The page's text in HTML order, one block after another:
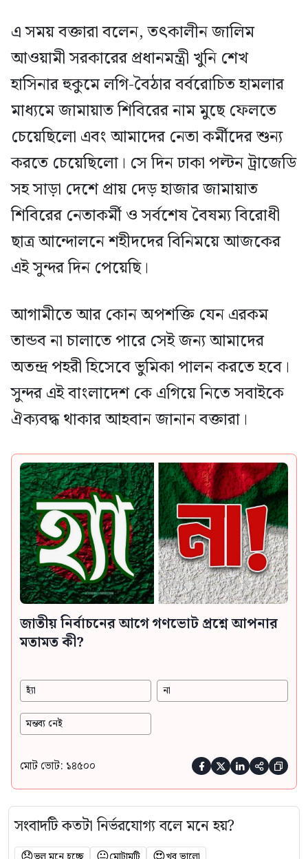
এ সময় বক্তারা বলেন, তৎকালীন জালিম
আওয়ামী সরকারের প্রধানমন্ত্রী খুনি শেখ
হাসিনার হুকুমে লগি-বৈঠার বর্বরোচিত হামলার
মাধ্যমে জামায়াত শিবিরের নাম মুছে ফেলতে
চেয়েছিলো এবং আমাদের নেতা কর্মীদের শুন্য
করতে চেয়েছিলো। সে দিন ঢাকা পল্টন ট্রাজেডি
সহ সাড়া দেশে প্রায় দেড় হাজার জামায়াত
শিবিরের নেতাকর্মী ও সর্বশেষ বৈষম্য বিরোধী
ছাত্র আন্দোলনে শহীদদের বিনিময়ে আজকের
এই সুন্দর দিন পেয়েছি।
আগামীতে আর কোন অপশক্তি যেন এরকম
তান্ডব না চালাতে পারে সেই জন্য আমাদের
অতন্দ্র পহরী হিসেবে ভুমিকা পালন করতে হবে।
সুন্দর এই বাংলাদেশ কে এগিয়ে নিতে সবাইকে
ঐক্যবদ্ধ থাকার আহবান জানান বক্তারা।
জাতীয় নির্বাচনের আগে গণভোট প্রশ্নে আপনার
মতামত কী?
হ্যাঁ না
মন্তব্য নেই
মোট ভোট: ১৪৫০০     
সংবাদটি কতটা নির্ভরযোগ্য বলে মনে হয়?